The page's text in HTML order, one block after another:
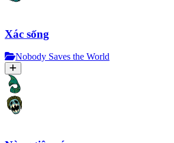
Xác sống
Nobody Saves the World